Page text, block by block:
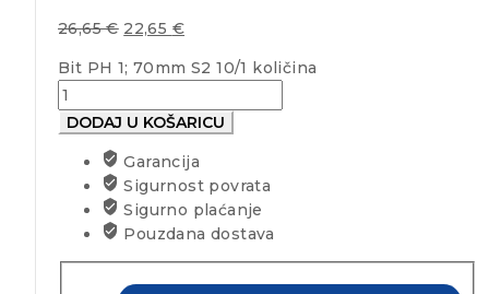
26,65€ 22,65 €
Bit PH 1; 70mm S2 10/1 količina
DODAJ U KOŠARICU
Garancija
Sigurnost povrata
Sigurno plaćanje
Pouzdana dostava